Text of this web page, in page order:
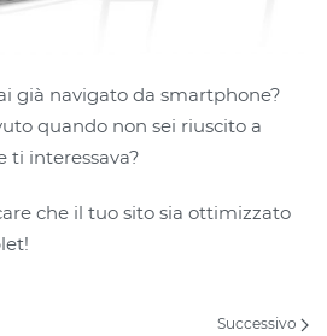
già navigato da smartphone?
quando non sei riuscito a
ti interessava?
che il tuo sito sia ottimizzato
Successivo